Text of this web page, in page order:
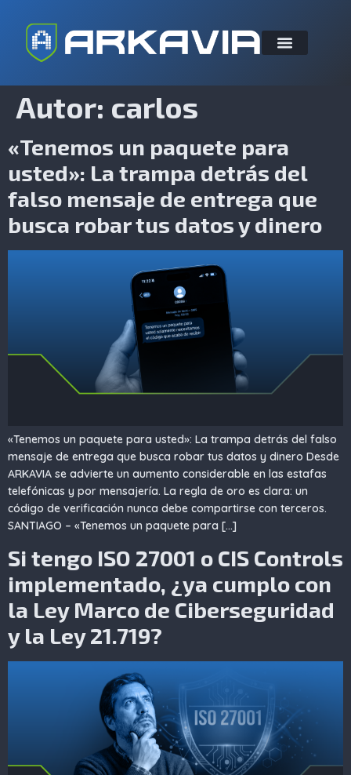
Autor: carlos
«Tenemos un paquete para
usted»: La trampa detrás del
falso mensaje de entrega que
busca robar tus datos y dinero
«Tenemos un paquete para usted»: La trampa detrás del falso
mensaje de entrega que busca robar tus datos y dinero Desde
ARKAVIA se advierte un aumento considerable en las estafas
telefónicas y por mensajería. La regla de oro es clara: un
código de verificación nunca debe compartirse con terceros.
SANTIAGO – «Tenemos un paquete para […]
Si tengo ISO 27001 o CIS Controls
implementado, ¿ya cumplo con
la Ley Marco de Ciberseguridad
y la Ley 21.719?​